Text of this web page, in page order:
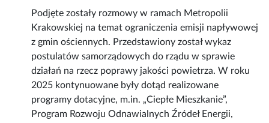
Podjęte zostały rozmowy w ramach Metropolii
Krakowskiej na temat ograniczenia emisji napływowej
z gmin ościennych. Przedstawiony został wykaz
postulatów samorządowych do rządu w sprawie
działań na rzecz poprawy jakości powietrza. W roku
2025 kontynuowane były dotąd realizowane
programy dotacyjne, m.in. „Ciepłe Mieszkanie”,
Program Rozwoju Odnawialnych Źródeł Energii,